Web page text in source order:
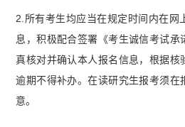
2.所有考生均应当在规定时间内在网
息，积极配合签署《考生诚信考试承
真核对并确认本人报名信息，根据核
逾期不得补办。在读研究生报考须在
意。